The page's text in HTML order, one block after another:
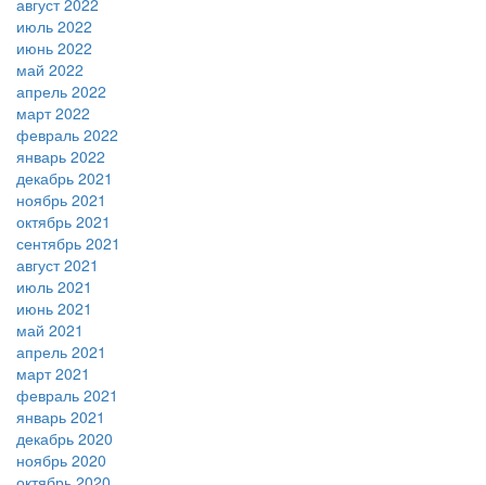
август 2022
июль 2022
июнь 2022
май 2022
апрель 2022
март 2022
февраль 2022
январь 2022
декабрь 2021
ноябрь 2021
октябрь 2021
сентябрь 2021
август 2021
июль 2021
июнь 2021
май 2021
апрель 2021
март 2021
февраль 2021
январь 2021
декабрь 2020
ноябрь 2020